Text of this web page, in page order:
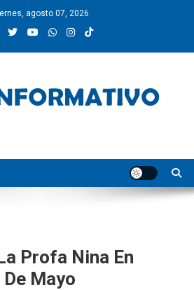
agosto 07, 2026
Profa Nina En
Mayo